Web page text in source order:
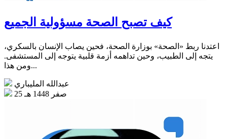
كيف تصبح الصحة مسؤولية الجميع
اعتدنا ربط «الصحة» بوزارة الصحة، فحين يصاب الإنسان بالسكري،
يتجه إلى الطبيب، وحين تداهمه أزمة قلبية يتوجه إلى المستشفى.
ومن هذا...
عبدالله المليباري
25 صفر 1448 هـ